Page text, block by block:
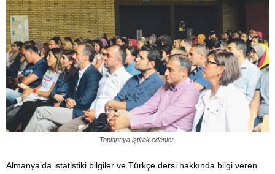
Toplantıya iştirak edenler.
Almanya’da istatistiki bilgiler ve Türkçe dersi hakkında bilgi veren